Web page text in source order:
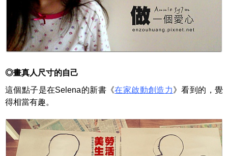
◎畫真人尺寸的自己
這個點子是在Selena的新書《在家啟動創造力》看到的，覺
得相當有趣。